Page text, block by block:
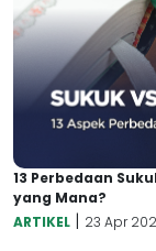
13 Perbedaan
yang Mana?
ARTIKEL | 23 Apr